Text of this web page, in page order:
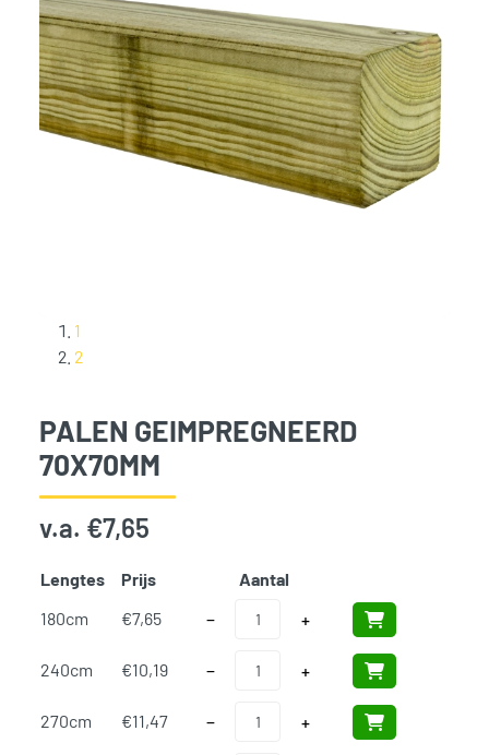
1
2
PALEN GEIMPREGNEERD
70X70MM
v.a. €7,65
Lengtes Prijs Aantal
180cm
€7,65 −
Palen geimpregneerd 70x70mm aantal
+
240cm €10,19 −
Palen geimpregneerd 70x70mm aantal
+
270cm €11,47 −
Palen geimpregneerd 70x70mm aantal
+